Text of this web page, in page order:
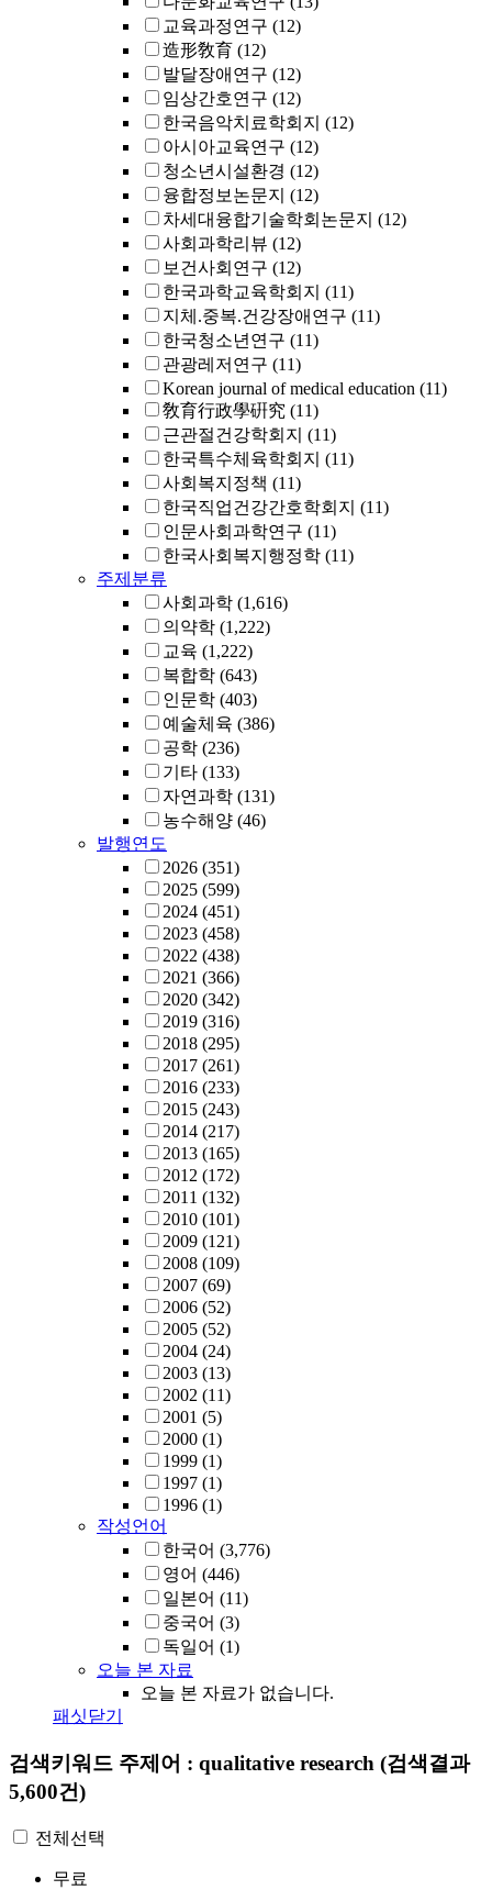
교육과정연구 (12)
造形敎育 (12)
발달장애연구 (12)
임상간호연구 (12)
한국음악치료학회지 (12)
아시아교육연구 (12)
청소년시설환경 (12)
융합정보논문지 (12)
차세대융합기술학회논문지 (12)
사회과학리뷰 (12)
보건사회연구 (12)
한국과학교육학회지 (11)
지체.중복.건강장애연구 (11)
한국청소년연구 (11)
관광레저연구 (11)
Korean journal of medical education (11)
敎育行政學硏究 (11)
근관절건강학회지 (11)
한국특수체육학회지 (11)
사회복지정책 (11)
한국직업건강간호학회지 (11)
인문사회과학연구 (11)
한국사회복지행정학 (11)
주제분류
사회과학 (1,616)
의약학 (1,222)
교육 (1,222)
복합학 (643)
인문학 (403)
예술체육 (386)
공학 (236)
기타 (133)
자연과학 (131)
농수해양 (46)
발행연도
2026 (351)
2025 (599)
2024 (451)
2023 (458)
2022 (438)
2021 (366)
2020 (342)
2019 (316)
2018 (295)
2017 (261)
2016 (233)
2015 (243)
2014 (217)
2013 (165)
2012 (172)
2011 (132)
2010 (101)
2009 (121)
2008 (109)
2007 (69)
2006 (52)
2005 (52)
2004 (24)
2003 (13)
2002 (11)
2001 (5)
2000 (1)
1999 (1)
1997 (1)
1996 (1)
작성언어
한국어 (3,776)
영어 (446)
일본어 (11)
중국어 (3)
독일어 (1)
오늘 본 자료
오늘 본 자료가 없습니다.
패싯닫기
검색키워드 주제어 : qualitative research (검색결과
5,600건)
전체선택
무료